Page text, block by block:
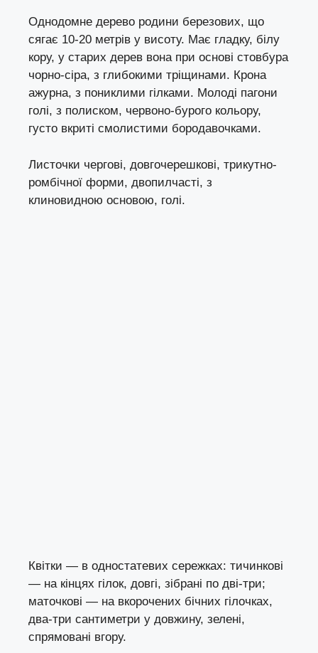
Однодомне дерево родини березових, що
сягає 10-20 метрів у висоту. Має гладку, білу
кору, у старих дерев вона при основі стовбура
чорно-сіра, з глибокими тріщинами. Крона
ажурна, з пониклими гілками. Молоді пагони
голі, з полиском, червоно-бурого кольору,
густо вкриті смолистими бородавочками.
Листочки чергові, довгочерешкові, трикутно-
ромбічної форми, двопилчасті, з
клиновидною основою, голі.
Квітки — в одностатевих сережках: тичинкові
— на кінцях гілок, довгі, зібрані по дві-три;
маточкові — на вкорочених бічних гілочках,
два-три сантиметри у довжину, зелені,
спрямовані вгору.